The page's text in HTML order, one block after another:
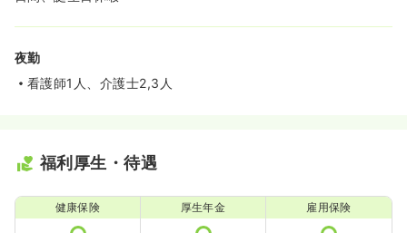
夜勤
看護師1人、介護士2,3人
福利厚生・待遇
健康保険 厚生年金 雇用保険